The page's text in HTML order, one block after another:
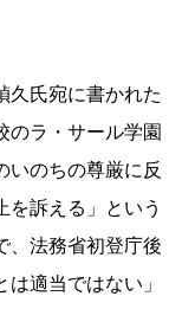
久氏宛に書かれた
のラ・サール学園
いのちの尊厳に反
を訴える」という
、法務省初登庁後
適当ではない」